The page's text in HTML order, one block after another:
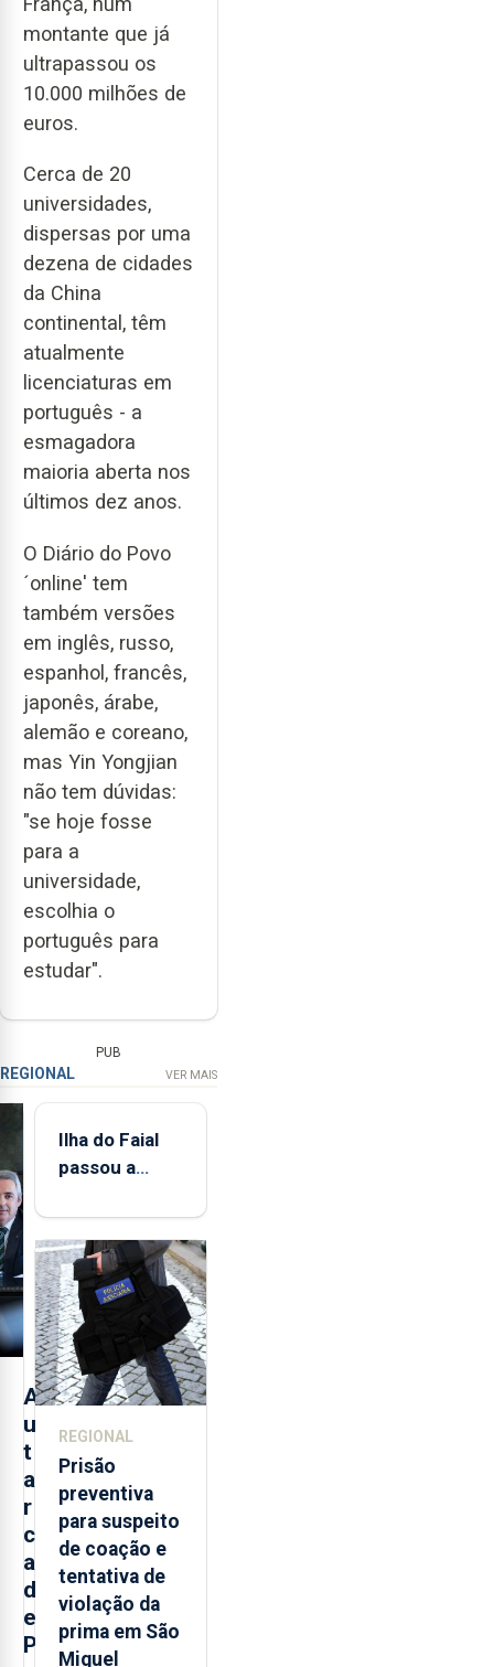
montante que já
ultrapassou os
10.000 milhões de
euros.
Cerca de 20
universidades,
dispersas por uma
dezena de cidades
da China
continental, têm
atualmente
licenciaturas em
português - a
esmagadora
maioria aberta nos
últimos dez anos.
O Diário do Povo
´online' tem
também versões
em inglês, russo,
espanhol, francês,
japonês, árabe,
alemão e coreano,
mas Yin Yongjian
não tem dúvidas:
"se hoje fosse
para a
universidade,
escolhia o
português para
estudar".
PUB
REGIONAL VER MAIS
A
u
t
a
r
c
a
d
e
P
Ilha do Faial
passou a
de
monitorização
de infrassons
dos Açores
REGIONAL
Prisão
preventiva
para suspeito
de coação e
tentativa de
violação da
prima em São
Miguel